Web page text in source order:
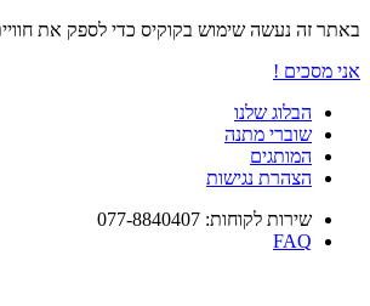
באתר זה נעשה שימוש בקוקיס כדי לספק את
אני מסכים !
הבלוג שלנו
שוברי מתנה
המותגים
הצהרת נגישות
שירות לקוחות: 077-8840407
FAQ